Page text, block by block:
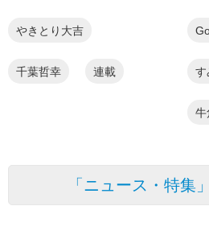
やきとり大吉
千葉哲幸 連載 す
牛
「ニュース・特集